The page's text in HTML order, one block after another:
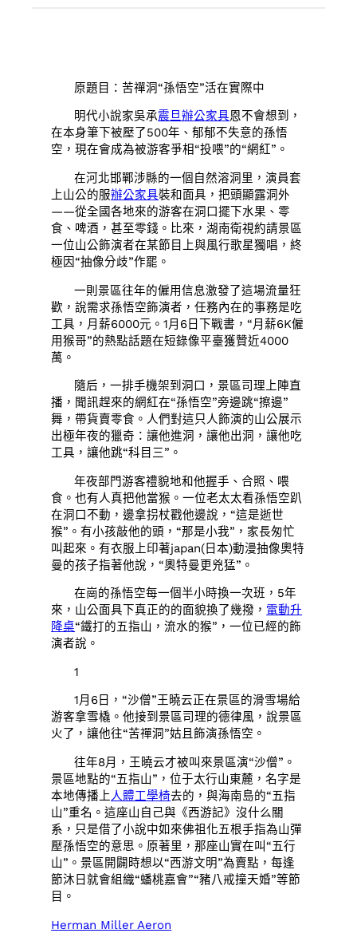
原題目：苦禪洞“孫悟空”活在實際中
明代小說家吳承震旦辦公家具恩不會想到，
在本身筆下被壓了500年、郁郁不失意的孫悟
空，現在會成為被游客爭相“投喂”的“網紅”。
在河北邯鄲涉縣的一個自然溶洞里，演員套
上山公的服辦公家具裝和面具，把頭顯露洞外
——從全國各地來的游客在洞口擺下水果、零
食、啤酒，甚至零錢。比來，湖南衛視約請景區
一位山公飾演者在某節目上與風行歌星獨唱，終
極因“抽像分歧”作罷。
一則景區往年的僱用信息激發了這場流量狂
歡，說需求孫悟空飾演者，任務內在的事務是吃
工具，月薪6000元。1月6日下戰書，“月薪6K僱
用猴哥”的熱點話題在短錄像平臺獲贊近4000
萬。
隨后，一排手機架到洞口，景區司理上陣直
播，聞訊趕來的網紅在“孫悟空”旁邊跳“擦邊”
舞，帶貨賣零食。人們對這只人飾演的山公展示
出極年夜的獵奇：讓他進洞，讓他出洞，讓他吃
工具，讓他跳“科目三”。
年夜部門游客禮貌地和他握手、合照、喂
食。也有人真把他當猴。一位老太太看孫悟空趴
在洞口不動，邊拿拐杖戳他邊說，“這是逝世
猴”。有小孩敲他的頭，“那是小我”，家長匆忙
叫起來。有衣服上印著japan(日本)動漫抽像奧特
曼的孩子指著他說，“奧特曼更兇猛”。
在崗的孫悟空每一個半小時換一次班，5年
來，山公面具下真正的的面貌換了幾撥， 電動升
降桌“鐵打的五指山，流水的猴”，一位已經的飾
演者說。
1
1月6日，“沙僧”王曉云正在景區的滑雪場給
游客拿雪橇。他接到景區司理的德律風，說景區
火了，讓他往“苦禪洞”姑且飾演孫悟空。
往年8月，王曉云才被叫來景區演“沙僧”。
景區地點的“五指山”，位于太行山東麓，名字是
本地傳播上人體工學椅去的，與海南島的“五指
山”重名。這座山自己與《西游記》沒什么關
系，只是借了小說中如來佛祖化五根手指為山彈
壓孫悟空的意思。原著里，那座山實在叫“五行
山”。景區開闢時想以“西游文明”為賣點，每逢
節沐日就會組織“蟠桃嘉會”“豬八戒撞天婚”等節
目。
Herman Miller Aeron